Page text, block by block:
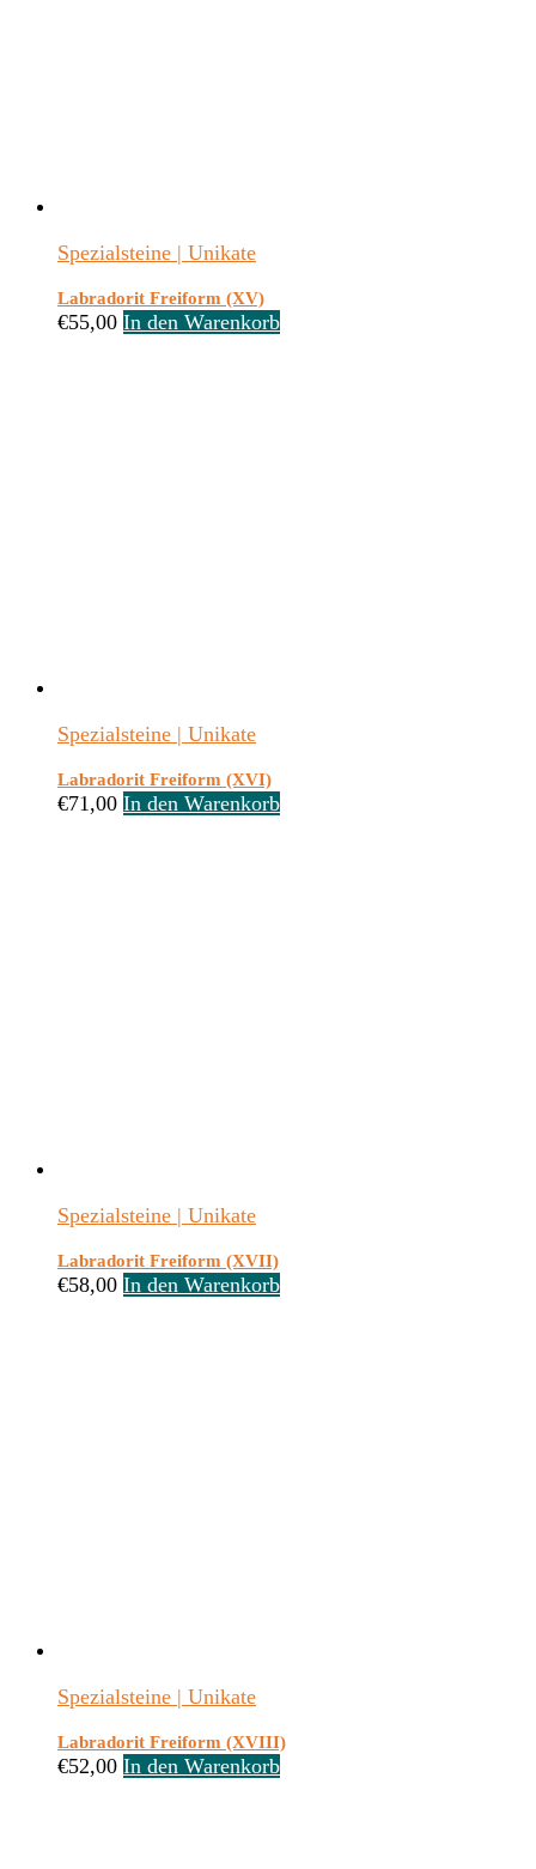
Spezialsteine | Unikate
Labradorit Freiform (XV)
€55,00 In den Warenkorb
Spezialsteine | Unikate
Labradorit Freiform (XVI)
€71,00 In den Warenkorb
Spezialsteine | Unikate
Labradorit Freiform (XVII)
€58,00 In den Warenkorb
Spezialsteine | Unikate
Labradorit Freiform (XVIII)
€52,00 In den Warenkorb